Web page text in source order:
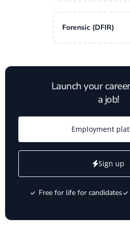
Forensic (DFIR)
Launch your
a job!
Employment
Sign up
Free for life for candidates